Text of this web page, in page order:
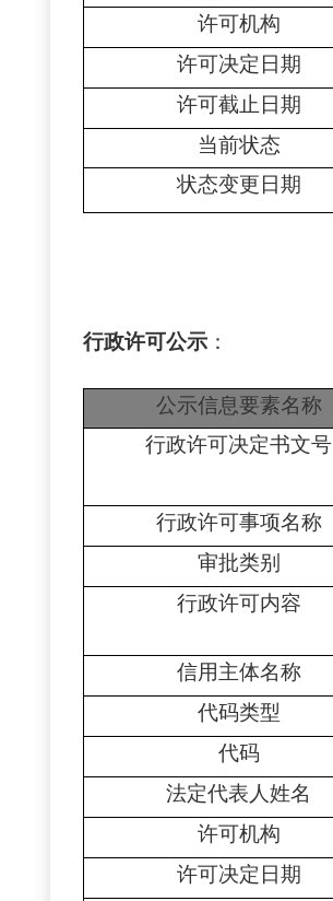
许可机构
许可决定日期
许可截止日期
当前状态
状态变更日期
行政许可公示 ：
公示信息要素名称
行政许可决定书文号
行政许可事项名称
审批类别
行政许可内容
信用主体名称
代码类型
代码
法定代表人姓名
许可机构
许可决定日期